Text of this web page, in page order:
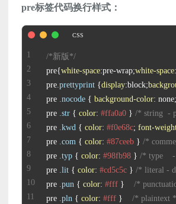
pre标签代码换行样式：
/*新版*/
pre{white-space:pre-wrap;white-space
pre.prettyprint {display:block;
pre .nocode { background-color: none;
pre .str { color: #ffa0a0 } /* string  -
pre .kwd { color: #f0e68c; font-
pre .com { color: #87ceeb } /*
pre .typ { color: #98fb98 } /* type
pre .lit { color: #cd5c5c } /* literal -
pre .pun { color: #fff } /*
pre .pln { color: #fff } /* plaintext